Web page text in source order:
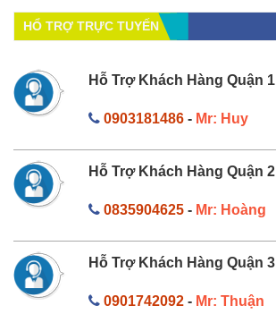
HỔ TRỢ TRỰC TUYẾN
Hỗ Trợ Khách Hàng Quận 1
0903181486- Mr: Huy
Hỗ Trợ Khách Hàng Quận 2
0835904625- Mr: Hoàng
Hỗ Trợ Khách Hàng Quận 3
0901742092- Mr: Thuận